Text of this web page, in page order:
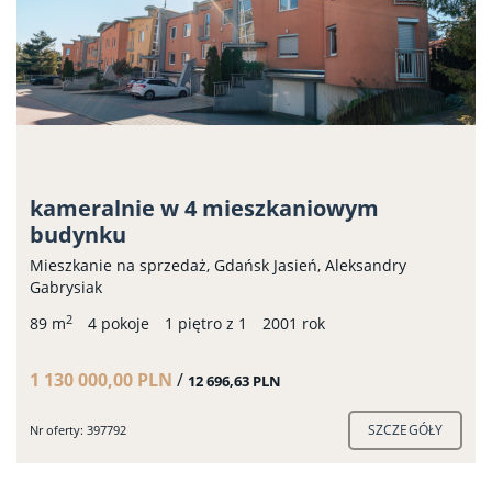
kameralnie w 4 mieszkaniowym
budynku
Mieszkanie na sprzedaż, Gdańsk Jasień, Aleksandry
Gabrysiak
89 m2 4 pokoje 1 piętro z 1 2001 rok
1 130 000,00 PLN / 12 696,63 PLN
Nr oferty: 397792 SZCZEGÓŁY